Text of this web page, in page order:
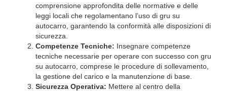
comprensione approfondita delle normative e delle
leggi locali che regolamentano l’uso di gru su
autocarro, garantendo la conformità alle disposizioni di
sicurezza.
Competenze Tecniche: Insegnare competenze
tecniche necessarie per operare con successo con gru
su autocarro, comprese le procedure di sollevamento,
la gestione del carico e la manutenzione di base.
Sicurezza Operativa: Mettere al centro della